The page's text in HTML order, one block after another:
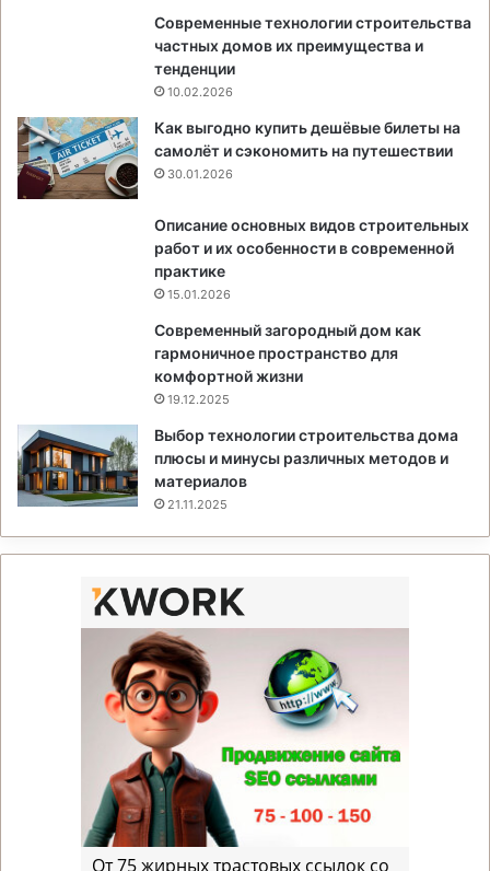
Современные технологии строительства
частных домов их преимущества и
тенденции
10.02.2026
Как выгодно купить дешёвые билеты на
самолёт и сэкономить на путешествии
30.01.2026
Описание основных видов строительных
работ и их особенности в современной
практике
15.01.2026
Современный загородный дом как
гармоничное пространство для
комфортной жизни
19.12.2025
Выбор технологии строительства дома
плюсы и минусы различных методов и
материалов
21.11.2025